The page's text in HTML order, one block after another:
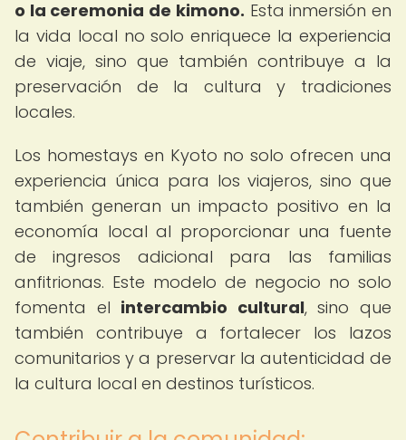
o la ceremonia de kimono. Esta inmersión en
la vida local no solo enriquece la experiencia
de viaje, sino que también contribuye a la
preservación de la cultura y tradiciones
locales.
Los homestays en Kyoto no solo ofrecen una
experiencia única para los viajeros, sino que
también generan un impacto positivo en la
economía local al proporcionar una fuente
de ingresos adicional para las familias
anfitrionas. Este modelo de negocio no solo
fomenta el intercambio cultural, sino que
también contribuye a fortalecer los lazos
comunitarios y a preservar la autenticidad de
la cultura local en destinos turísticos.